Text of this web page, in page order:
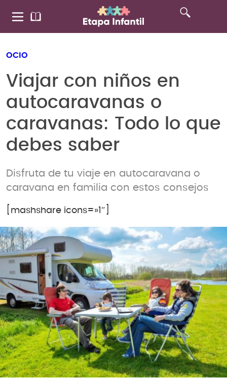
OCIO
Viajar con niños en
autocaravanas o
caravanas: Todo lo que
debes saber
Disfruta de tu viaje en autocaravana o
caravana en familia con estos consejos
[mashshare icons=»1″]